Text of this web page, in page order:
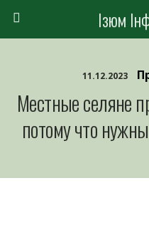
Ізюм
11.12.2023
Местные селяне
потому что